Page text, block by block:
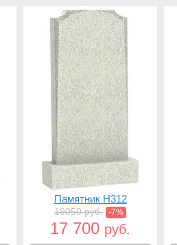
Памятник H312
19050 руб. -7%
17 700 руб.